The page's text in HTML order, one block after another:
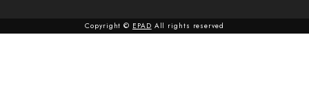
Copyright © EPAD All rights reserved